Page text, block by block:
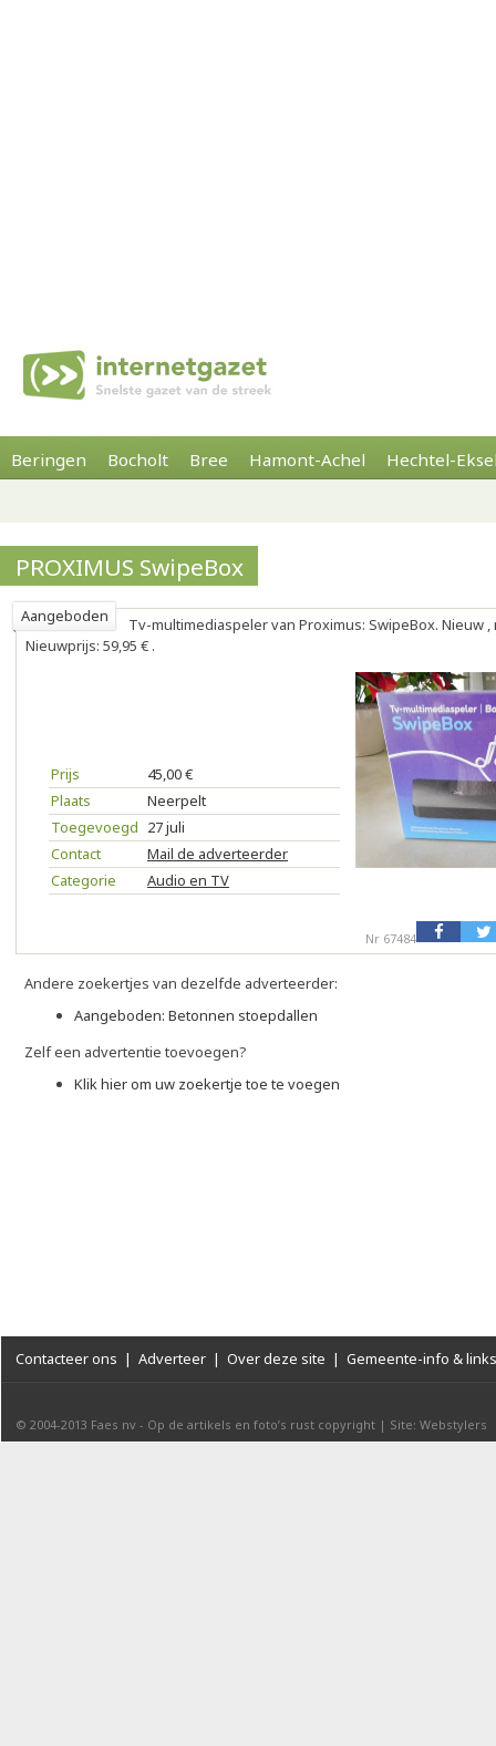
Beringen Bocholt Bree Hamont-Achel Hechtel-
PROXIMUS SwipeBox
Aangeboden
Tv-multimediaspeler van Proximus: SwipeBox. Nieuw
Nieuwprijs: 59,95 € .
Prijs
45,00 €
Plaats
Neerpelt
Toegevoegd 27 juli
Contact
Mail de adverteerder
Categorie
Audio en TV
Nr 67484
Andere zoekertjes van dezelfde adverteerder:
Aangeboden: Betonnen stoepdallen
Zelf een advertentie toevoegen?
Klik hier om uw zoekertje toe te voegen
Contacteer ons | Adverteer | Over deze site | Gemeente-info & links
© 2004-2013 Faes nv - Op de artikels en foto’s rust copyright | Site: Webstylers